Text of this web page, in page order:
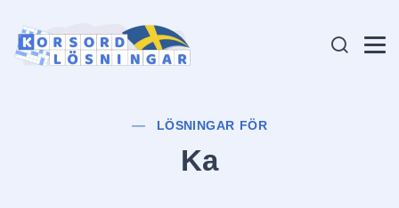
LÖSNINGAR FÖR
Ka